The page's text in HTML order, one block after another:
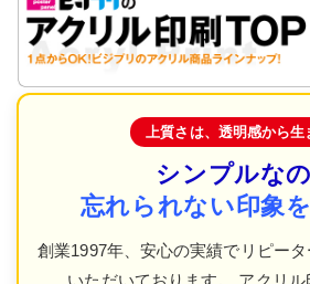
上質さは、透明感から生
シンプルな
忘れられない印象を
創業1997年、安心の実績でリピー